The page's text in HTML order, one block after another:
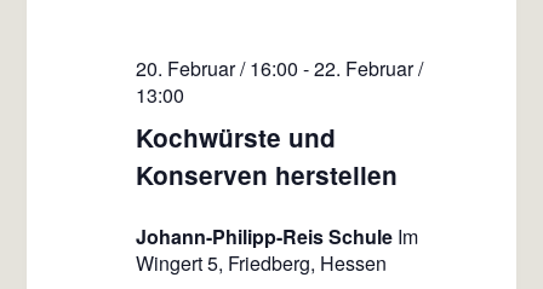
Kochwürste und
Konserven herstellen
20. Februar / 16:00 -22. Februar /
13:00
Johann-Philipp-Reis Schule Im
Wingert 5, Friedberg, Hessen